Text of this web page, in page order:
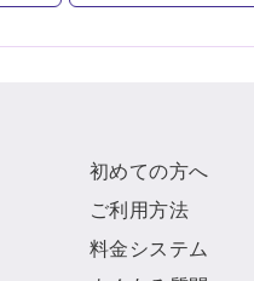
除霊 浄霊 祈願
初めての方へ
ご利用方法
料金システム